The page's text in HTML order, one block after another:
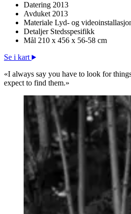
Datering 2013
Avduket 2013
Materiale Lyd- og
Detaljer Stedsspesifikk
Mål 210 x 456 x 56-58 cm
Se i kart
«I always say you have to look for
expect to find them.»